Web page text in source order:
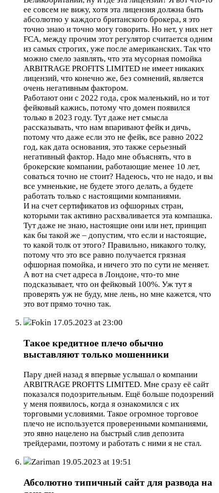
ее совсем не вижу, хотя эта лицензия должна быть
абсолютно у каждого британского брокера, я это
точно знаю и точно могу говорить. Но нет, у них нет
FCA, между прочим этот регулятор считается одним
из самых строгих, уже после американских. Так что
можно смело заявлять, что эта мусорная помойка
ARBITRAGE PROFITS LIMITED не имеет никаких
лицензий, что конечно же, без сомнений, является
очень негативным фактором.
Работают они с 2022 года, срок маленький, но и тот
фейковый кажись, потому что домен появился
только в 2023 году. Тут даже нет смысла
рассказывать, что нам впаривают фейк и дичь,
потому что даже если это не фейк, все равно 2022
год, как дата основания, это также серьезный
негативный фактор. Надо мне объяснять, что в
брокерские компании, работающие менее 10 лет,
соваться точно не стоит? Надеюсь, что не надо, и вы
все умненькие, не будете этого делать, а будете
работать только с настоящими компаниями.
И на счет сертификатов из офшорных стран,
которыми так активно расхваливается эта компашка.
Тут даже не знаю, настоящие они или нет, принцип
как бы такой же – допустим, что если и настоящие,
то какой толк от этого? Правильно, никакого толку,
потому что это все равно получается грязная
офшорная помойка, и ничего это по сути не меняет.
А вот на счет адреса в Лондоне, что-то мне
подсказывает, что он фейковый 100%. Уж тут я
проверять уж не буду, мне лень, но мне кажется, что
это вот прямо точно так.
Fokin 17.05.2023 at 23:00
Такое кредитное плечо обычно
выставляют только мошенники
Пару дней назад я впервые услышал о компании
ARBITRAGE PROFITS LIMITED. Мне сразу её сайт
показался подозрительным. Ещё больше подозрений
у меня появилось, когда я ознакомился с их
торговыми условиями. Такое огромное торговое
плечо не используется проверенными компаниями,
это явно нацелено на быстрый слив депозита
трейдерами, поэтому и работать с ними я не стал.
Zariman 19.05.2023 at 19:51
Абсолютно типичный сайт для развода на